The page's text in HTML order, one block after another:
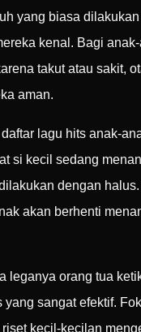
yang biasa
kenal. Bagi
takut atau sakit,
aman.
lagu hits anak-
si kecil sedang
dengan
akan berhenti
leganya orang tua
yang sangat efektif.
kecil-kecilan